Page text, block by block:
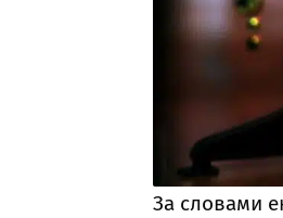
За словами